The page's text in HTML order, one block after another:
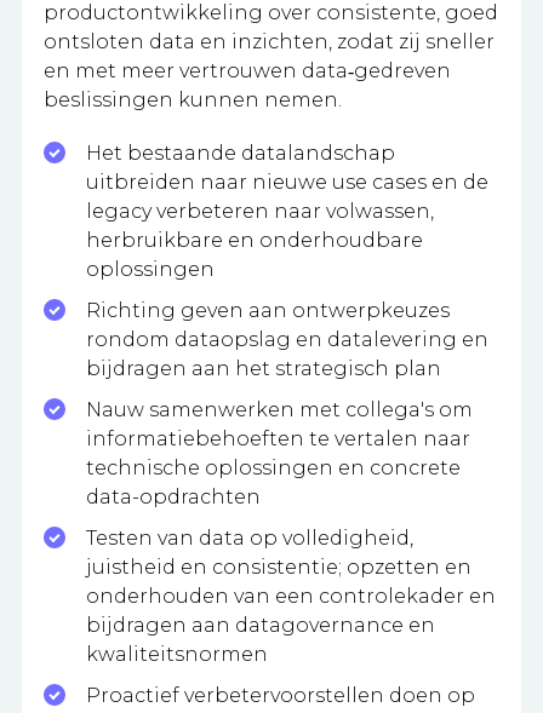
productontwikkeling over consistente, goed
ontsloten data en inzichten, zodat zij sneller
en met meer vertrouwen data‑gedreven
beslissingen kunnen nemen.
Het bestaande datalandschap
uitbreiden naar nieuwe use cases en de
legacy verbeteren naar volwassen,
herbruikbare en onderhoudbare
oplossingen
Richting geven aan ontwerpkeuzes
rondom dataopslag en datalevering en
bijdragen aan het strategisch plan
Nauw samenwerken met collega's om
informatiebehoeften te vertalen naar
technische oplossingen en concrete
data-opdrachten
Testen van data op volledigheid,
juistheid en consistentie; opzetten en
onderhouden van een controlekader en
bijdragen aan datagovernance en
kwaliteitsnormen
Proactief verbetervoorstellen doen op